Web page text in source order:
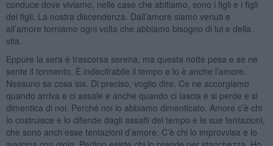
conduce dove viviamo, nelle case che abitiamo, sono i figli e i figli
dei figli. La nostra discendenza. Dall’amore siamo venuti e
all’amore torniamo ogni volta che abbiamo bisogno di lui e della
vita.
Eppure la sera è trascorsa serena, ma questa notte pesa e se ne
sente il tormento. È indecifrabile il tempo e lo è anche l’amore.
Nessuno sa cosa sia. Di preciso, voglio dire. Ce ne accorgiamo
quando arriva e ci assale e anche quando ci lascia e si perde e si
dimentica di noi. Perché noi lo abbiamo dimenticato. Amore c’è chi
lo costruisce e lo difende dagli assalti del tempo e le sue tentazioni,
che sono anch’esse tentazioni d’amore. C’è chi lo improvvisa e lo